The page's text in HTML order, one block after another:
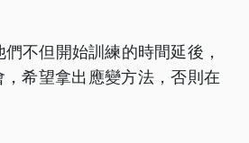
不但開始訓練的時間延後，
希望拿出應變方法，否則在